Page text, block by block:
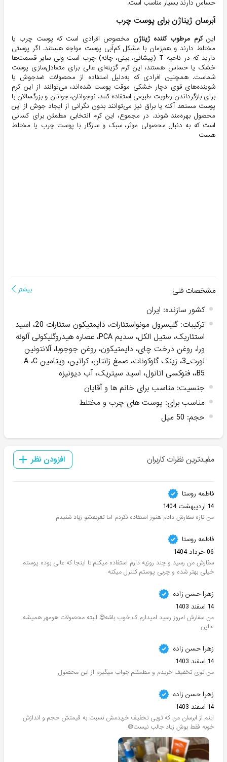
حساس دارند بسیار مناسب است.
آبرسان ژیناژن برای پوست چرب
اینکرم مرطوب کننده ژیناژن مخصوص افرادی است که پوست چرب یا
مختلط دارند و هم‌زمان با مشکل کم‌آبی پوست مواجه هستند. اگر پوستی
دارید که در ناحیه T (پیشانی، بینی، چانه) چرب است ولی سایر قسمت‌ها
خشک یا حساس هستند، این کرم گزینه‌ای عالی برای متعادل‌سازی پوست
شماست. همچنین افرادی که به‌دلیل استفاده از محصولات ضدجوش یا
شوینده‌های قوی دچار خشکی موقت پوست شده‌اند، می‌توانند از این کرم
برای بازگرداندن رطوبت طبیعی استفاده کنند. نوجوانان، جوانان و بزرگسالان با
پوست مستعد آکنه یا براق نیز می‌توانند بدون نگرانی از ایجاد جوش از این
محصول بهره‌مند شوند. در مجموع، این کرم انتخابی مطمئن برای کسانی
است که به دنبال محصولی موثر، سبک و سازگار با پوست چرب یا مختلط
هست
مشخصات فنی بیشتر
کشور سازنده: ایران
ترکیبات:
گلیسرول مونواستئارات، دایمتیکون ستئارات 20، اسید
استئاریک، ستیل الکل، سدیم PCA، عصاره هیدروگلیکولی آلوئه
ورا، روغن درخت چای، دایمتیکون، روغن جوجوبا، آلانتونین
لورت_3، زینک گلوکونات، صمغ زانتان، کراتین، ویتامین A ،C
،B5، فنوکسی اتانول، اسید سیتریک، آب دیونیزه
جنسیت: مناسب برای خانم ها و آقایان
مناسب برای: پوست های چرب و مختلط
حجم: 50 میل
مفیدترین نظرات کاربران افزودن نظر
فاطمه روستا
14 اردیبهشت 1404
من تازه سفارش دادم هنوز استفاده نکردم اما تعریفشو زیاد شنیدم
فاطمه روستا
06 خرداد 1404
سفارش من رسید و چند روزیه دارم استفاده میکنم تا اینجا که عالی بوده پوستم
خیلی بهتر شده و چربی پوستم کنترل میکنه
زهرا حسن زاده
14 اسفند 1403
من سفارش امروز رسید امیدارم ک خوب باشه😍 البته محصولات هومهر همیشه
عالین
زهرا حسن زاده
14 اسفند 1403
من توی تخفیف خریدم و مطمئنم جواب میگیرم از این محصول
زهرا حسن زاده
14 اسفند 1403
اینم از ابرسان من که تویی تخفیف خریدمش نسبت به قیمتش حجم و اندازش
خوبه فقط بوش زیاد جالب نیست😅